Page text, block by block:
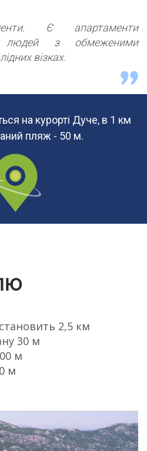
Є апартаменти
людей з обмеженими
візках.
на курорті Дуче, в 1 км
пляж - 50 м.
2,5 км
30 м
м
м